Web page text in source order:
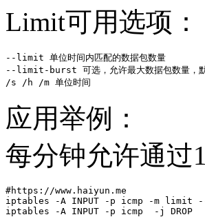
Limit可用选项：
--limit 单位时间内匹配的数据包数量
--limit-burst 可选，允许最大数据包数量，
/s /h /m 单位时间
应用举例：
每分钟允许通过
#https://www.haiyun.me
iptables -A INPUT -p icmp -m limit
iptables -A INPUT -p icmp  -j DROP